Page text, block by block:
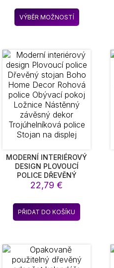
LOŽNICE DEKORACE
SAMOLEPKA DOMÁCÍ
DEKORACE
7,01 €
až
VÝBĚR MOŽNOSTÍ
Tento
produkt
variant.
Možnosti
lze
vybrat
na
produktu
MODERNÍ INTERIÉROVÝ
DESIGN PLOVOUCÍ
POLICE DŘEVĚNÝ
STOJAN BOHO HOME
OBÝVACÍ POKOJ
LOŽNICE NÁSTĚNNÝ
ZÁVĚSNÝ DEKOR
DISPLEJ
22,79€
PŘIDAT DO KOŠÍKU